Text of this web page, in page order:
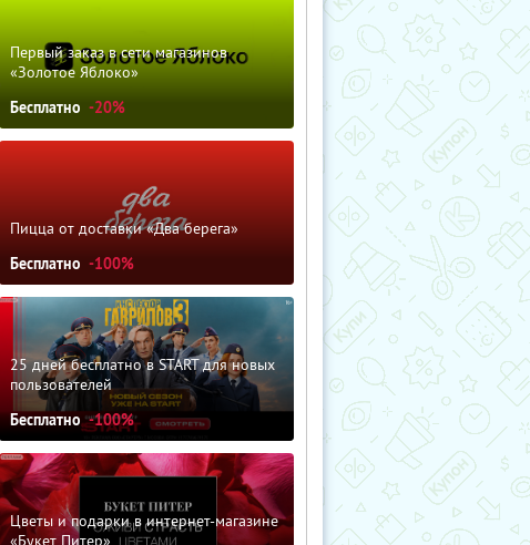
Первый заказ в сети магазинов
«Золотое Яблоко»
Бесплатно -20%
Пицца от доставки «Два берега»
Бесплатно -100%
25 дней бесплатно в START для новых
пользователей
Бесплатно -100%
Цветы и подарки в интернет-магазине
«Букет Питер»